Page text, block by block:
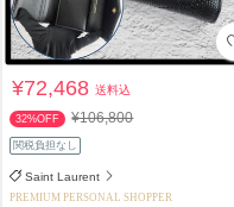
¥72,468送料込
32%OFF ¥106,800
関税負担なし
Saint Laurent
PREMIUM PERSONAL SHOPPER